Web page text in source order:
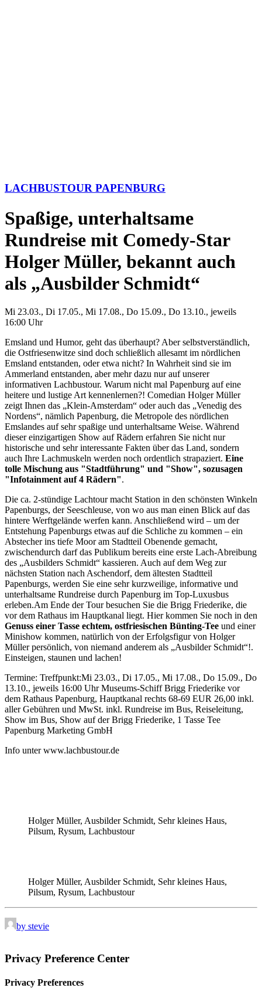
LACHBUSTOUR PAPENBURG
Spaßige, unterhaltsame
Rundreise mit Comedy-Star
Holger Müller, bekannt auch
als „Ausbilder Schmidt“
Mi 23.03., Di 17.05., Mi 17.08., Do 15.09., Do 13.10., jeweils
16:00 Uhr
Emsland und Humor, geht das überhaupt? Aber selbstverständlich,
die Ostfriesenwitze sind doch schließlich allesamt im nördlichen
Emsland entstanden, oder etwa nicht? In Wahrheit sind sie im
Ammerland entstanden, aber mehr dazu nur auf unserer
informativen Lachbustour. Warum nicht mal Papenburg auf eine
heitere und lustige Art kennenlernen?! Comedian Holger Müller
zeigt Ihnen das „Klein-Amsterdam“ oder auch das „Venedig des
Nordens“, nämlich Papenburg, die Metropole des nördlichen
Emslandes auf sehr spaßige und unterhaltsame Weise. Während
dieser einzigartigen Show auf Rädern erfahren Sie nicht nur
historische und sehr interessante Fakten über das Land, sondern
auch Ihre Lachmuskeln werden noch ordentlich strapaziert. Eine
tolle Mischung aus "Stadtführung" und "Show", sozusagen
"Infotainment auf 4 Rädern".
Die ca. 2-stündige Lachtour macht Station in den schönsten Winkeln
Papenburgs, der Seeschleuse, von wo aus man einen Blick auf das
hintere Werftgelände werfen kann. Anschließend wird – um der
Entstehung Papenburgs etwas auf die Schliche zu kommen – ein
Abstecher ins tiefe Moor am Stadtteil Obenende gemacht,
zwischendurch darf das Publikum bereits eine erste Lach-Abreibung
des „Ausbilders Schmidt“ kassieren. Auch auf dem Weg zur
nächsten Station nach Aschendorf, dem ältesten Stadtteil
Papenburgs, werden Sie eine sehr kurzweilige, informative und
unterhaltsame Rundreise durch Papenburg im Top-Luxusbus
erleben.Am Ende der Tour besuchen Sie die Brigg Friederike, die
vor dem Rathaus im Hauptkanal liegt. Hier kommen Sie noch in den
Genuss einer Tasse echtem, ostfriesischen Bünting-Tee und einer
Minishow kommen, natürlich von der Erfolgsfigur von Holger
Müller persönlich, von niemand anderem als „Ausbilder Schmidt“!.
Einsteigen, staunen und lachen!
Termine: Treffpunkt:Mi 23.03., Di 17.05., Mi 17.08., Do 15.09., Do
13.10., jeweils 16:00 Uhr Museums-Schiff Brigg Friederike vor
dem Rathaus Papenburg, Hauptkanal rechts 68-69 EUR 26,00 inkl.
aller Gebühren und MwSt. inkl. Rundreise im Bus, Reiseleitung,
Show im Bus, Show auf der Brigg Friederike, 1 Tasse Tee
Papenburg Marketing GmbH
Info unter www.lachbustour.de
Holger Müller, Ausbilder Schmidt, Sehr kleines Haus,
Pilsum, Rysum, Lachbustour
Holger Müller, Ausbilder Schmidt, Sehr kleines Haus,
Pilsum, Rysum, Lachbustour
by stevie
Privacy Preference Center
Privacy Preferences